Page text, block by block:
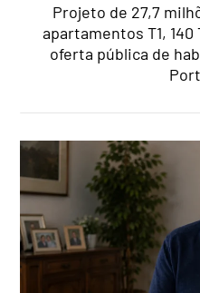
Projeto de 27,7
apartamentos T1, 140
oferta pública de